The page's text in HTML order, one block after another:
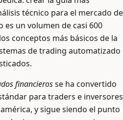
técnico para el mercado de
es un volumen de casi 600
conceptos más básicos de la
de trading automatizado
financierosse ha convertido
para traders e inversores
y sigue siendo el punto